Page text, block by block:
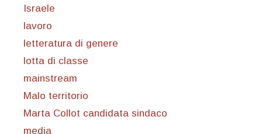
Israele
lavoro
letteratura di genere
lotta di classe
mainstream
Malo territorio
Marta Collot candidata sindaco
media